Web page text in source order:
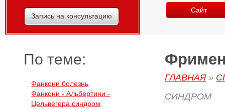
Запись на консультацию
Сайт
По теме:
Фанкони болезнь
Фанкони - Альбертини -
Цельвегера синдром
ГЛАВНАЯ»
СИНДРОМ